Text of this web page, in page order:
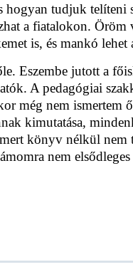
hogyan tudjuk telíteni
a fiatalokon.
is, és mankó lehet
Eszembe jutott a
A pedagógiai
még nem ismertem
kimutatása,
könyv nélkül nem
nem